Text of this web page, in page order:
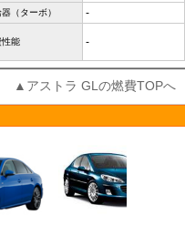
（ターボ） -
性能 -
▲アストラ GLの燃費TOPへ